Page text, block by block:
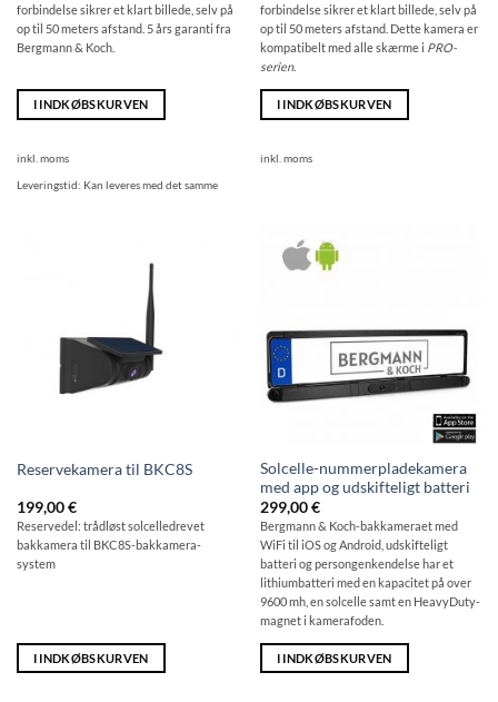
forbindelse sikrer et klart billede, selv på
op til 50 meters afstand. 5 års garanti fra
Bergmann & Koch.
I INDKØBSKURVEN
inkl. moms
Leveringstid: Kan leveres med det samme
forbindelse sikrer et klart billede, selv på
op til 50 meters afstand. Dette kamera er
kompatibelt med alle skærme i PRO-
serien.
I INDKØBSKURVEN
inkl. moms
Reservekamera til BKC8S
199,00€
Reservedel: trådløst solcelledrevet
bakkamera til BKC8S-bakkamera-
system
I INDKØBSKURVEN
Solcelle-nummerpladekamera
med app og udskifteligt batteri
299,00€
Bergmann & Koch-bakkameraet med
WiFi til iOS og Android, udskifteligt
batteri og persongenkendelse har et
lithiumbatteri med en kapacitet på over
9600 mh, en solcelle samt en HeavyDuty-
magnet i kamerafoden.
I INDKØBSKURVEN